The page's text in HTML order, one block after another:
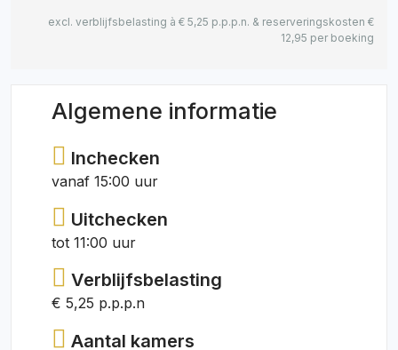
excl. verblijfsbelasting à € 5,25 p.p.p.n. & reserveringskosten €
12,95 per boeking
Algemene informatie
Inchecken
vanaf 15:00 uur
Uitchecken
tot 11:00 uur
Verblijfsbelasting
€ 5,25 p.p.p.n
Aantal kamers